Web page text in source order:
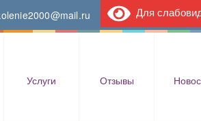
Для
Услуги Отзывы